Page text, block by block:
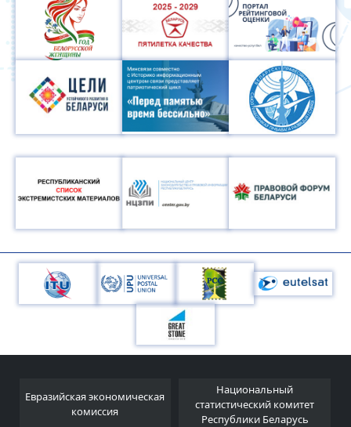
Евразийская экономическая
комиссия
Национальный
статистический комитет
Республики Беларусь